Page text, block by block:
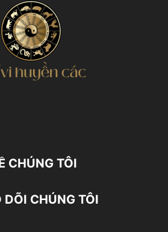
CHÚNG TÔI
DÕI CHÚNG TÔI